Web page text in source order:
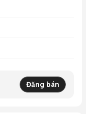
Đăng bán